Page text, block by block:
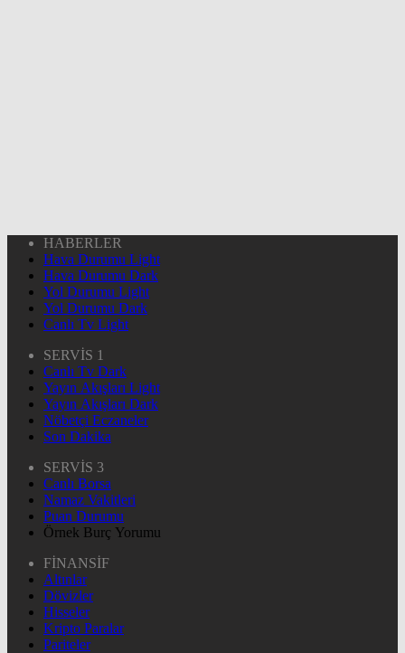
HABERLER
Hava Durumu Light
Hava Durumu Dark
Yol Durumu Light
Yol Durumu Dark
Canlı Tv Light
SERVİS 1
Canlı Tv Dark
Yayın Akışları Light
Yayın Akışları Dark
Nöbetçi Eczaneler
Son Dakika
SERVİS 3
Canlı Borsa
Namaz Vakitleri
Puan Durumu
Örnek Burç Yorumu
FİNANSİF
Altınlar
Dövizler
Hisseler
Kripto Paralar
Pariteler